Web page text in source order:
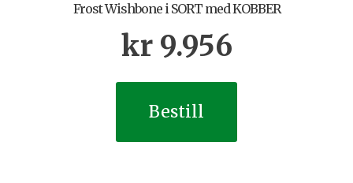
Frost Wishbone i SORT med KOBBER
kr9.956
Bestill